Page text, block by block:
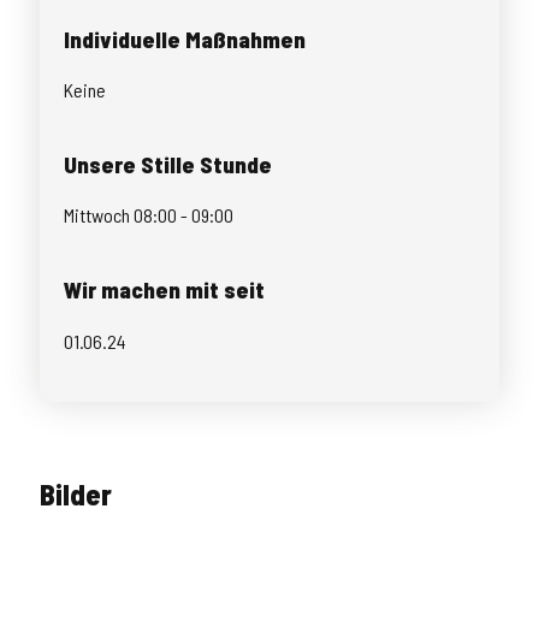
Individuelle Maßnahmen
Keine
Unsere Stille Stunde
Mittwoch 08:00 - 09:00
Wir machen mit seit
01.06.24
Bilder